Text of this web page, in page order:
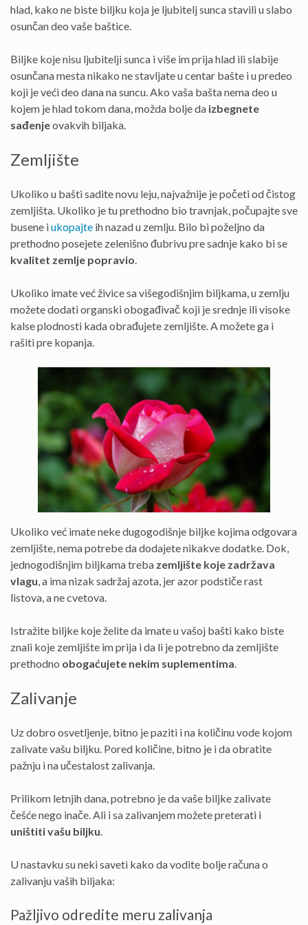
hlad, kako ne biste biljku koja je ljubitelj sunca stavili u slabo
osunčan deo vaše baštice.
Biljke koje nisu ljubitelji sunca i više im prija hlad ili slabije
osunčana mesta nikako ne stavljate u centar bašte i u predeo
koji je veći deo dana na suncu. Ako vaša bašta nema deo u
kojem je hlad tokom dana, možda bolje da izbegnete
sađenjeovakvih biljaka.
Zemljište
Ukoliko u bašti sadite novu leju, najvažnije je početi od čistog
zemljišta. Ukoliko je tu prethodno bio travnjak, počupajte sve
busene iukopajte ih nazad u zemlju. Bilo bi poželjno da
prethodno posejete zelenišno đubrivu pre sadnje kako bi se
kvalitet zemlje popravio
Ukoliko imate već živice sa višegodišnjim biljkama, u zemlju
možete dodati organski obogađivač koji je srednje ili visoke
kalse plodnosti kada obrađujete zemljište. A možete ga i
rašiti pre kopanja.
Ukoliko već imate neke dugogodišnje biljke kojima odgovara
zemljište, nema potrebe da dodajete nikakve dodatke. Dok,
jednogodišnjim biljkama treba zemljište koje zadržava
vlagu, a ima nizak sadržaj azota, jer azor podstiče rast
listova, a ne cvetova.
Istražite biljke koje želite da imate u vašoj bašti kako biste
znali koje zemljište im prija i da li je potrebno da zemljište
prethodno obogaćujete nekim suplementima.
Zalivanje
Uz dobro osvetljenje, bitno je paziti i na količinu vode kojom
zalivate vašu biljku. Pored količine, bitno je i da obratite
pažnju i na učestalost zalivanja.
Prilikom letnjih dana, potrebno je da vaše biljke zalivate
češće nego inače. Ali i sa zalivanjem možete preterati i
uništiti vašu biljku.
U nastavku su neki saveti kako da vodite bolje računa o
zalivanju vaših biljaka:
Pažljivo odredite meru zalivanja